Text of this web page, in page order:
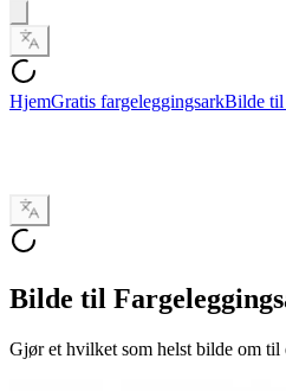
HjemGratis fargeleggingsarkBilde til
Bilde til
Gjør et hvilket som helst bilde om